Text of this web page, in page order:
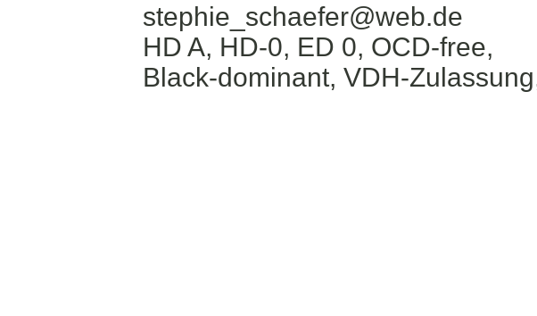
stephie_schaefer@web.de
HD A, HD-0, ED 0, OCD-free,
Black-dominant, VDH-